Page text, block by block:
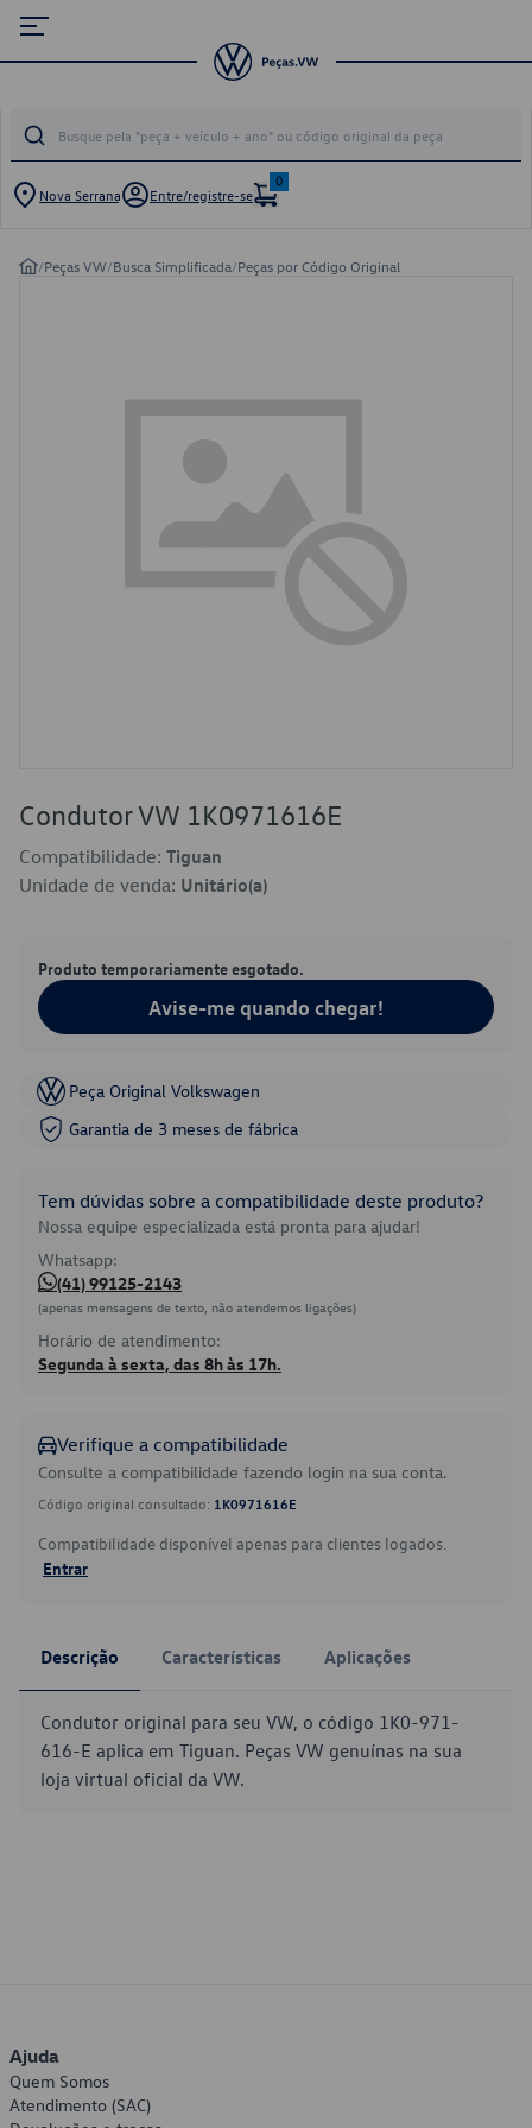
Nova Serrana Entre/registre-se
0
/Peças VW/Busca Simplificada/Peças por Código Original
Condutor VW 1K0971616E
Compatibilidade: Tiguan
Unidade de venda: Unitário(a)
Produto temporariamente esgotado.
Avise-me quando chegar!
Peça Original Volkswagen
Garantia de 3 meses de fábrica
Tem dúvidas sobre a compatibilidade deste produto?
Nossa equipe especializada está pronta para ajudar!
Whatsapp:
(41) 99125-2143
(apenas mensagens de texto, não atendemos ligações)
Horário de atendimento:
Segunda à sexta, das 8h às 17h.
Verifique a compatibilidade
Consulte a compatibilidade fazendo login na sua conta.
Código original consultado: 1K0971616E
Compatibilidade disponível apenas para clientes logados.
Entrar
Descrição Características Aplicações
Condutor original para seu VW, o código 1K0-971-
616-E aplica em Tiguan. Peças VW genuínas na sua
loja virtual oficial da VW.
Ajuda
Quem Somos
Atendimento (SAC)